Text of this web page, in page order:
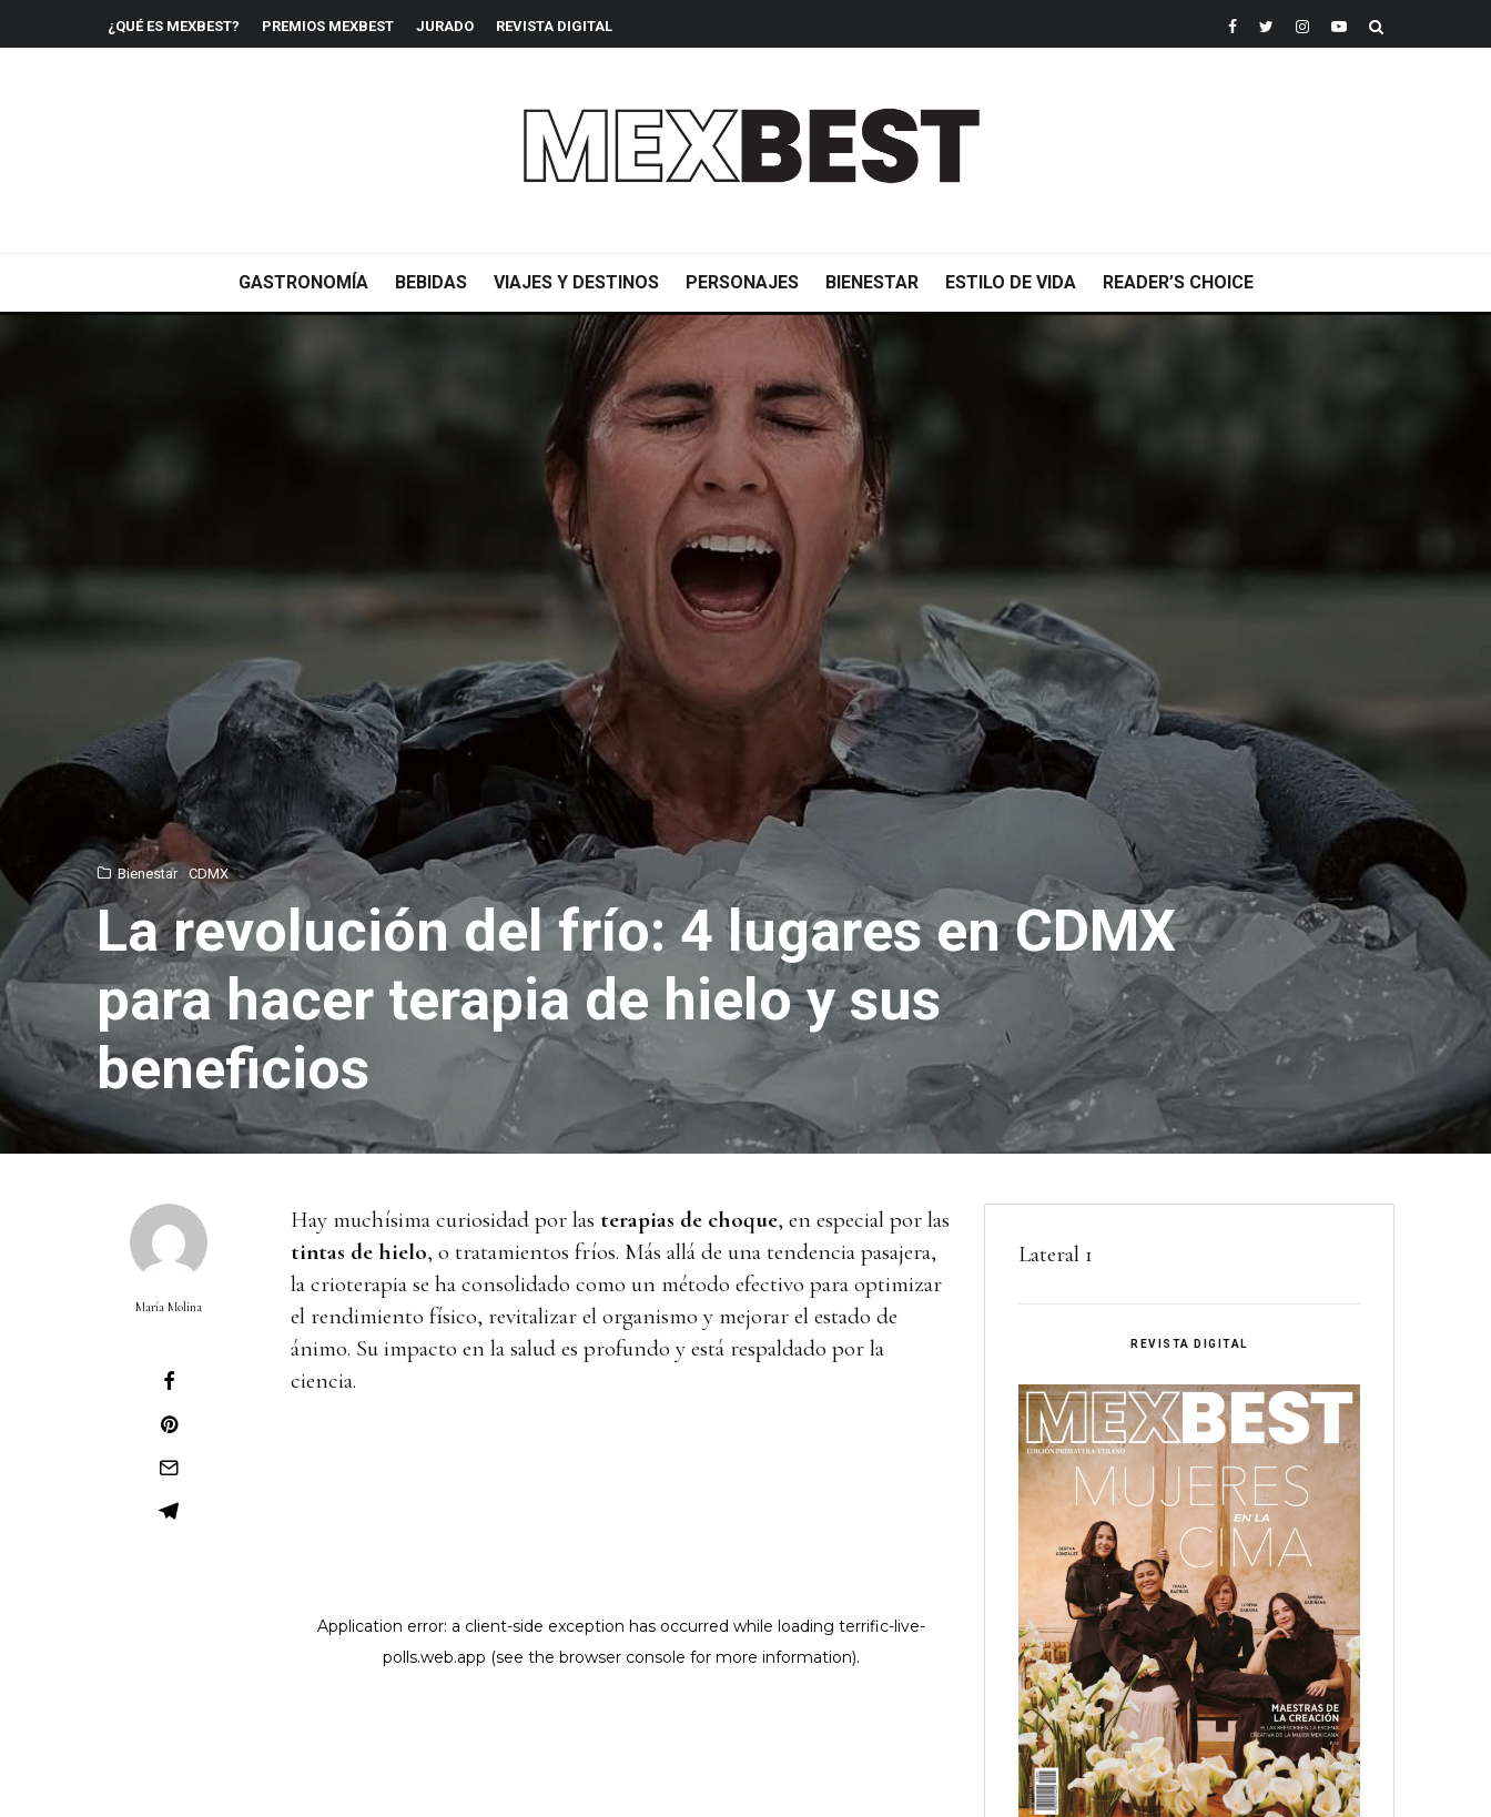
¿QUÉ ES MEXBEST? PREMIOS MEXBEST JURADO REVISTA DIGITAL
GASTRONOMÍA BEBIDAS VIAJES Y DESTINOS PERSONAJES BIENESTAR ESTILO DE VIDA READER’S CHOICE
Bienestar CDMX
La revolución del frío: 4 lugares en CDMX
para hacer terapia de hielo y sus
beneficios
María Molina
Hay muchísima curiosidad por las terapias de choque, en especial por las
tintas de hielo, o tratamientos fríos. Más allá de una tendencia pasajera,
la crioterapia se ha consolidado como un método efectivo para optimizar
el rendimiento físico, revitalizar el organismo y mejorar el estado de
ánimo. Su impacto en la salud es profundo y está respaldado por la
ciencia.
Lateral 1
REVISTA DIGITAL